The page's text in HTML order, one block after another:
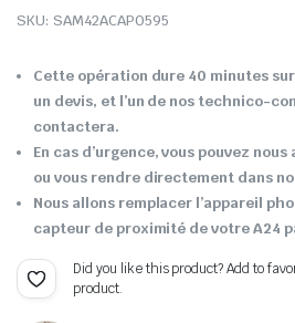
SKU: SAM42ACAP0595
Cette opération dure 40 minutes
un devis, et l’un de nos technico-
contactera.
En cas d’urgence, vous pouvez
ou vous rendre directement dans
Nous allons remplacer l’appareil
capteur de proximité de votre A24
Did you like this product? Add to
product.